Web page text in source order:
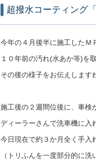
超撥水コーティング
今年の４月後半に施工したＭ
１０年前の汚れ(水あか等)を
その後の様子をお伝えします
施工後の２週間位後に、車検
ディーラーさんで洗車機に入
今日現在で約３か月全く手入
（トリふんを一度部分的に洗